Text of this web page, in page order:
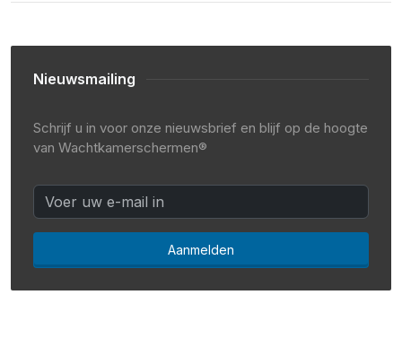
Nieuwsmailing
Schrijf u in voor onze nieuwsbrief en blijf op de hoogte
van Wachtkamerschermen®
Aanmelden